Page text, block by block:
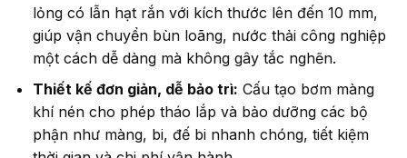
lỏng có lẫn hạt rắn với kích thước lên đến 10 mm,
giúp vận chuyển bùn loãng, nước thải công nghiệp
một cách dễ dàng mà không gây tắc nghẽn.
Thiết kế đơn giản, dễ bảo trì: Cấu tạo bơm màng
khí nén cho phép tháo lắp và bảo dưỡng các bộ
phận như màng, bi, đế bi nhanh chóng, tiết kiệm